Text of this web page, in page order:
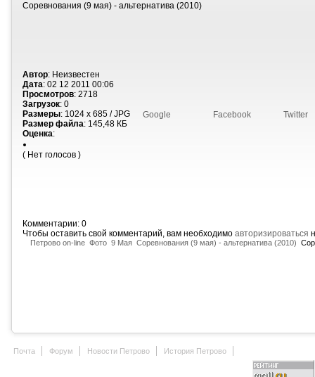
Соревнования (9 мая) - альтернатива (2010)
Автор: Неизвестен
Дата: 02 12 2011 00:06
Просмотров: 2718
Загрузок: 0
Размеры: 1024 x 685 / JPG
Размер файла: 145,48 КБ
Оценка:
( Нет голосов )
Google Facebook Twitter
Комментарии: 0
Чтобы оставить свой комментарий, вам необходимо авторизироваться
Петрово on-line Фото 9 Мая Соревнования (9 мая) - альтернатива (2010)
Почта Форум Новости Петрово История Петрово